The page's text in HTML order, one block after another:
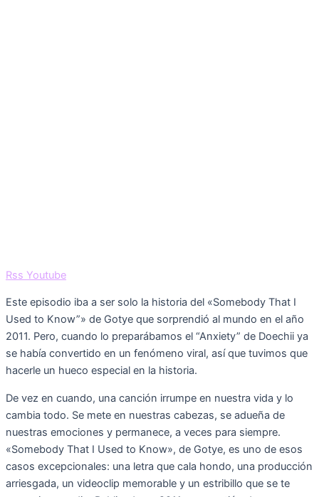
Rss Youtube
Este episodio iba a ser solo la historia del «Somebody That I
Used to Know”» de Gotye que sorprendió al mundo en el año
2011. Pero, cuando lo preparábamos el “Anxiety” de Doechii ya
se había convertido en un fenómeno viral, así que tuvimos que
hacerle un hueco especial en la historia.
De vez en cuando, una canción irrumpe en nuestra vida y lo
cambia todo. Se mete en nuestras cabezas, se adueña de
nuestras emociones y permanece, a veces para siempre.
«Somebody That I Used to Know», de Gotye, es uno de esos
casos excepcionales: una letra que cala hondo, una producción
arriesgada, un videoclip memorable y un estribillo que se te